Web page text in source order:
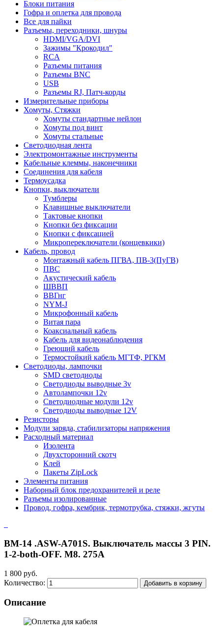
Блоки питания
Гофра и оплетка для провода
Все для пайки
Разъемы, переходники, шнуры
HDMI/VGA/DVI
Зажимы "Крокодил"
RCA
Разъемы питания
Разъемы BNC
USB
Разъемы RJ, Патч-корды
Измерительные приборы
Хомуты, Стяжки
Хомуты стандартные нейлон
Хомуты под винт
Хомуты стальные
Светодиодная лента
Электромонтажные инструменты
Кабельные клеммы, наконечники
Соединения для кабеля
Термоусадка
Кнопки, выключатели
Тумблеры
Клавишные выключатели
Тактовые кнопки
Кнопки без фиксации
Кнопки с фиксацией
Микропереключатели (концевкики)
Кабель, провод
Монтажный кабель ПГВА, ПВ-3(ПуГВ)
ПВС
Акустический кабель
ШВВП
ВВГнг
NYM-J
Микрофонный кабель
Витая пара
Коаксиальный кабель
Кабель для видеонаблюдения
Греющий кабель
Термостойкий кабель МГТФ, РГКМ
Светодиоды, лампочки
SMD светодиоды
Светодиоды выводные 3v
Автолампочки 12v
Светодиодные модули 12v
Светодиоды выводные 12V
Резисторы
Модули заряда, стабилизаторы напряжения
Расходный материал
Изолента
Двухсторонний скотч
Клей
Пакеты ZipLock
Элементы питания
Наборный блок предохранителей и реле
Разъемы изолированные
Провод, гофра, кембрик, термотрубка, стяжки, жгуты
ВМ-14 .ASW-A701S. Выключатель массы 3 PIN.
1-2-both-OFF. M8. 275А
1 800 руб.
Количество:
Добавить в корзину
Описание